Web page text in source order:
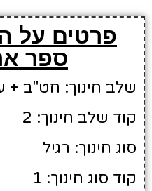
פרטים על
ספר
שלב חינוך: חט"ב +
קוד שלב חינוך: 2
סוג חינוך: רגיל
קוד סוג חינוך: 1